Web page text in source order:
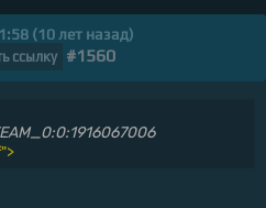
(10 лет назад)
ссылку #1560